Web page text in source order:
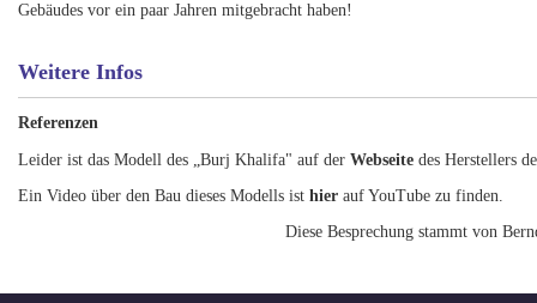
Gebäudes vor ein paar Jahren mitgebracht haben!
Weitere Infos
Referenzen
Leider ist das Modell des „Burj Khalifa" auf derWebseite des Herstellers
Ein Video über den Bau dieses Modells isthier auf YouTube zu finden.
Diese Besprechung stammt von